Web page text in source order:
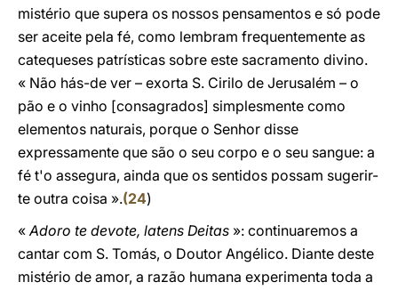
mistério que supera os nossos pensamentos e só pode
ser aceite pela fé, como lembram frequentemente as
catequeses patrísticas sobre este sacramento divino.
« Não hás-de ver – exorta S. Cirilo de Jerusalém – o
pão e o vinho [consagrados] simplesmente como
elementos naturais, porque o Senhor disse
expressamente que são o seu corpo e o seu sangue: a
fé t'o assegura, ainda que os sentidos possam sugerir-
te outra coisa ».(24)
«Adoro te devote, latens Deitas »: continuaremos a
cantar com S. Tomás, o Doutor Angélico. Diante deste
mistério de amor, a razão humana experimenta toda a